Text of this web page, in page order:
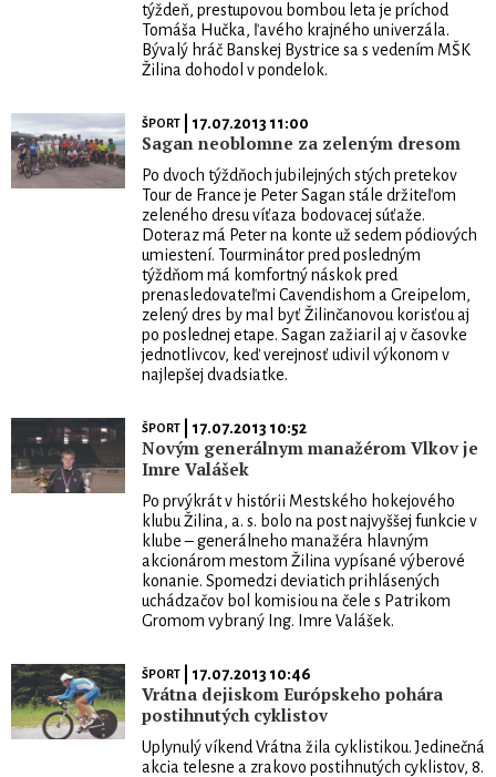
týždeň, prestupovou bombou leta je príchod
Tomáša Hučka, ľavého krajného univerzála.
Bývalý hráč Banskej Bystrice sa s vedením MŠK
Žilina dohodol v pondelok.
ŠPORT| 17.07.2013 11:00
Sagan neoblomne za zeleným dresom
Po dvoch týždňoch jubilejných stých pretekov
Tour de France je Peter Sagan stále držiteľom
zeleného dresu víťaza bodovacej súťaže.
Doteraz má Peter na konte už sedem pódiových
umiestení. Tourminátor pred posledným
týždňom má komfortný náskok pred
prenasledovateľmi Cavendishom a Greipelom,
zelený dres by mal byť Žilinčanovou korisťou aj
po poslednej etape. Sagan zažiaril aj v časovke
jednotlivcov, keď verejnosť udivil výkonom v
najlepšej dvadsiatke.
ŠPORT| 17.07.2013 10:52
Novým generálnym manažérom Vlkov je
Imre Valášek
Po prvýkrát v histórii Mestského hokejového
klubu Žilina, a. s. bolo na post najvyššej funkcie v
klube – generálneho manažéra hlavným
akcionárom mestom Žilina vypísané výberové
konanie. Spomedzi deviatich prihlásených
uchádzačov bol komisiou na čele s Patrikom
Gromom vybraný Ing. Imre Valášek.
ŠPORT| 17.07.2013 10:46
Vrátna dejiskom Európskeho pohára
postihnutých cyklistov
Uplynulý víkend Vrátna žila cyklistikou. Jedinečná
akcia telesne a zrakovo postihnutých cyklistov, 8.